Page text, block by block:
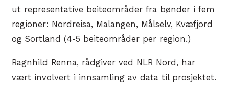
ut representative beiteområder fra bønder i fem
regioner: Nordreisa, Malangen, Målselv, Kvæfjord
og Sortland (4-5 beiteområder per region.)
Ragnhild Renna, rådgiver ved NLR Nord, har
vært involvert i innsamling av data til prosjektet.